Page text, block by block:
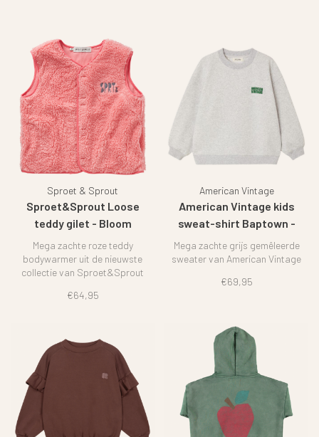
Sproet & Sprout
Sproet&Sprout Loose
teddy gilet - Bloom
Mega zachte roze teddy
bodywarmer uit de nieuwste
collectie van Sproet&Sprout
€64,95
American Vintage
American Vintage kids
sweat-shirt Baptown -
Heather grey
Mega zachte grijs gemêleerde
sweater van American Vintage
€69,95